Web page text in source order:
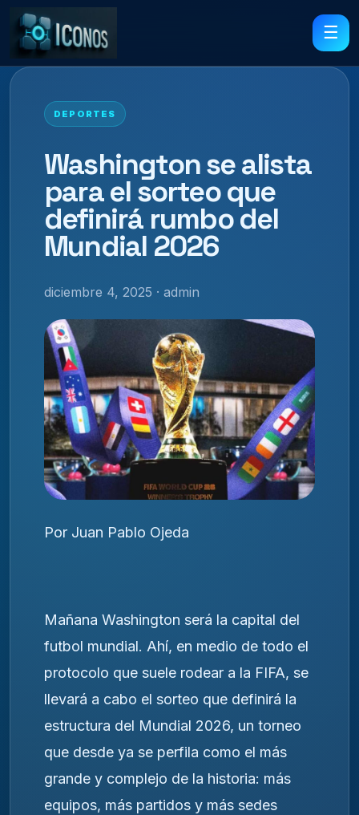
☰
DEPORTES
Washington se alista
para el sorteo que
definirá rumbo del
Mundial 2026
diciembre 4, 2025 · admin
Por Juan Pablo Ojeda
Mañana Washington será la capital del
futbol mundial. Ahí, en medio de todo el
protocolo que suele rodear a la FIFA, se
llevará a cabo el sorteo que definirá la
estructura del Mundial 2026, un torneo
que desde ya se perfila como el más
grande y complejo de la historia: más
equipos, más partidos y más sedes